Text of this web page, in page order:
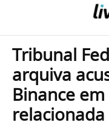
Tribunal
arquiva
Binance